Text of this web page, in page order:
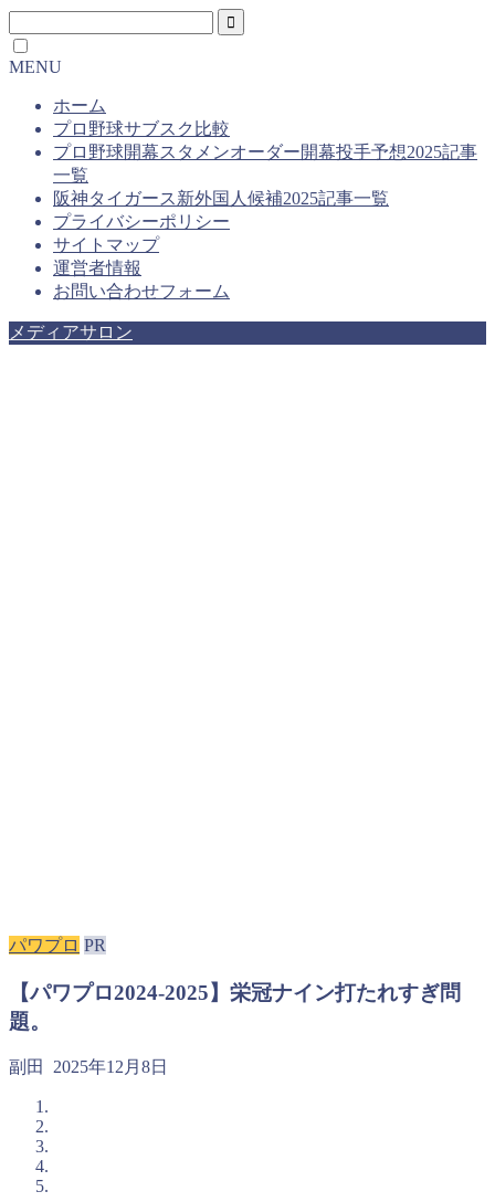
MENU
ホーム
プロ野球サブスク比較
プロ野球開幕スタメンオーダー開幕投手予想2025記事
一覧
阪神タイガース新外国人候補2025記事一覧
プライバシーポリシー
サイトマップ
運営者情報
お問い合わせフォーム
メディアサロン
パワプロ PR
【パワプロ2024-2025】栄冠ナイン打たれすぎ問
題。
副田 2025年12月8日